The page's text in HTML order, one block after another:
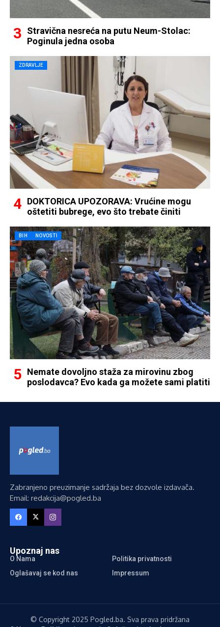
Stravična nesreća na putu Neum-Stolac:
Poginula jedna osoba
ZDRAVLJE
DOKTORICA UPOZORAVA: Vrućine mogu
oštetiti bubrege, evo što trebate činiti
BIH NOVOSTI
Nemate dovoljno staža za mirovinu zbog
poslodavca? Evo kada ga možete sami platiti
Zabranjeno preuzimanje sadržaja bez dozvole izdavača.
Email: redakcija@pogled.ba
Upoznaj nas
O Nama
Politika privatnosti
Oglašavaj se kod nas
Impressum
© Copyright 2025 Pogled.ba. Sva prava pridržana